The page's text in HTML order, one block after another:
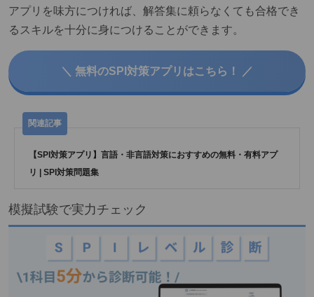
アプリを味方につければ、解答集に頼らなくても合格でき
るスキルを十分に身につけることができます。
＼ 無料のSPI対策アプリはこちら！ ／
【SPI対策アプリ】言語・非言語対策におすすめの無料・有料アプ
リ | SPI対策問題集
模擬試験で実力チェック